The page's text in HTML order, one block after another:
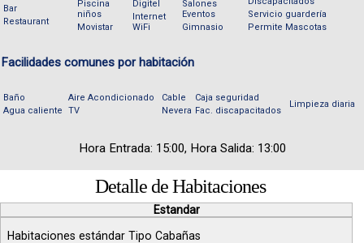
Bar
Restaurant
Piscina
niños
Movistar
Digitel
Internet
WiFi
Salones
Eventos
Gimnasio
Servicio guardería
Permite Mascotas
Facilidades comunes por habitación
Baño
Agua caliente
Aire Acondicionado
TV
Cable
Nevera
Caja seguridad
Fac. discapacitados
Limpieza diaria
Hora Entrada: 15:00, Hora Salida: 13:00
Detalle de Habitaciones
Estandar
Habitaciones estándar Tipo Cabañas